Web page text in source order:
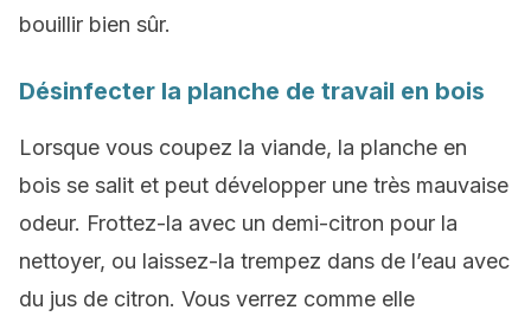
bouillir bien sûr.
Désinfecter la planche de travail en bois
Lorsque vous coupez la viande, la planche en
bois se salit et peut développer une très mauvaise
odeur. Frottez-la avec un demi-citron pour la
nettoyer, ou laissez-la trempez dans de l’eau avec
du jus de citron. Vous verrez comme elle